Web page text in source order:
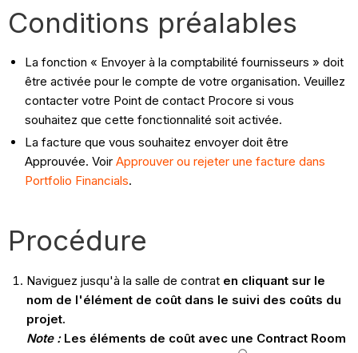
Conditions préalables
La fonction « Envoyer à la comptabilité fournisseurs » doit
être activée pour le compte de votre organisation. Veuillez
contacter votre Point de contact Procore si vous
souhaitez que cette fonctionnalité soit activée.
La facture que vous souhaitez envoyer doit être
Approuvée. VoirApprouver ou rejeter une facture dans
Portfolio Financials.
Procédure
Naviguez jusqu'à la salle de contrat en cliquant sur le
nom de l'élément de coût dans le suivi des coûts du
projet.
Note : Les éléments de coût avec une Contract Room